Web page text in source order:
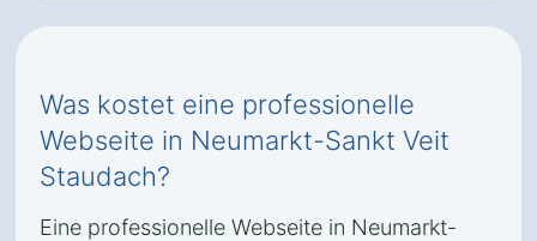
Was kostet eine professionelle
Webseite in Neumarkt-Sankt Veit
Staudach?
Eine professionelle Webseite in Neumarkt-